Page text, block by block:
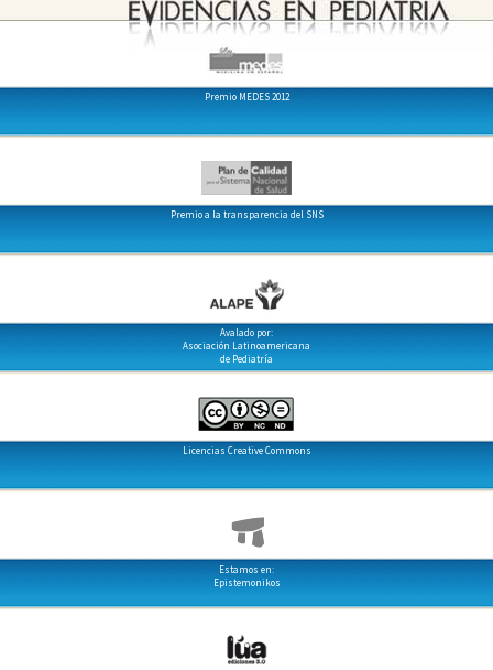
Premio MEDES 2012
Premio a la transparencia del SNS
Avalado por:
Asociación Latinoamericana
de Pediatría
Licencias Creative Commons
Estamos en:
Epistemonikos